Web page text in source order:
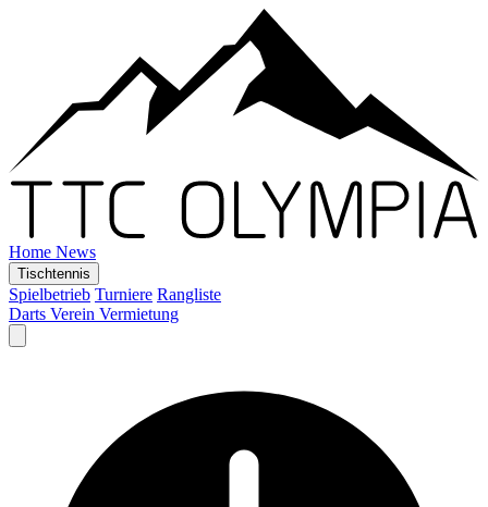
Home News
Tischtennis
Spielbetrieb Turniere Rangliste
Darts Verein Vermietung